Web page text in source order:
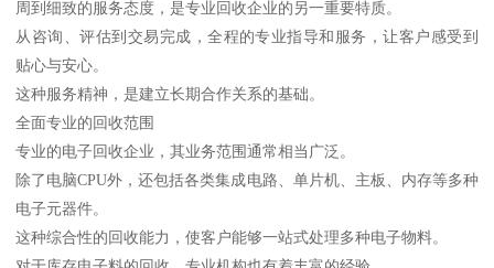
周到细致的服务态度，是专业回收企业的另一重要特质。
从咨询、评估到交易完成，全程的专业指导和服务，让客户感受到
贴心与安心。
这种服务精神，是建立长期合作关系的基础。
全面专业的回收范围
专业的电子回收企业，其业务范围通常相当广泛。
除了电脑CPU外，还包括各类集成电路、单片机、主板、内存等多种
电子元器件。
这种综合性的回收能力，使客户能够一站式处理多种电子物料。